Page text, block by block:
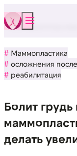
после
Маммопластика
осложнения
реабилитация
Болит
делать